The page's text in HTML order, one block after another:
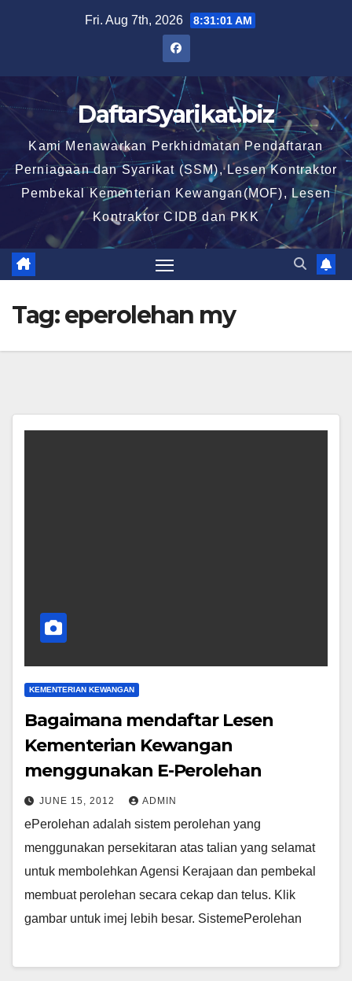
Fri. Aug 7th, 2026 8:31:02 AM
DaftarSyarikat.biz
Kami Menawarkan Perkhidmatan Pendaftaran
Perniagaan dan Syarikat (SSM), Lesen Kontraktor
Pembekal Kementerian Kewangan(MOF), Lesen
Kontraktor CIDB dan PKK
Tag:eperolehan my
KEMENTERIAN KEWANGAN
Bagaimana mendaftar Lesen
Kementerian Kewangan
menggunakan E-Perolehan
JUNE 15, 2012 ADMIN
ePerolehan adalah sistem perolehan yang
menggunakan persekitaran atas talian yang selamat
untuk membolehkan Agensi Kerajaan dan pembekal
membuat perolehan secara cekap dan telus. Klik
gambar untuk imej lebih besar. SistemePerolehan